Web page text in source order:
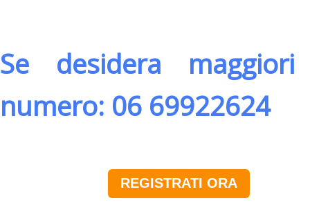
Se desidera
numero: 06 69922624
REGISTRATI ORA